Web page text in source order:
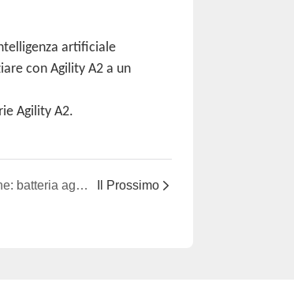
artificiale
con Agility A2 a un
Agility A2.
Energia per missioni più lunghe: batteria agli ioni di litio semi-solida Diamond da 350 Wh/kg per droni, robotica e ambienti estremi. Il Prossimo